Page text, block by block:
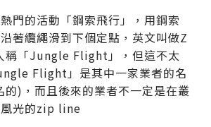
門的活動「鋼索飛行」，用鋼索
著纜繩滑到下個定點，英文叫做Z
稱「Jungle Flight」，但這不太
Flight」是其中一家業者的名
的)，而且後來的業者不一定是在叢
光的zip line